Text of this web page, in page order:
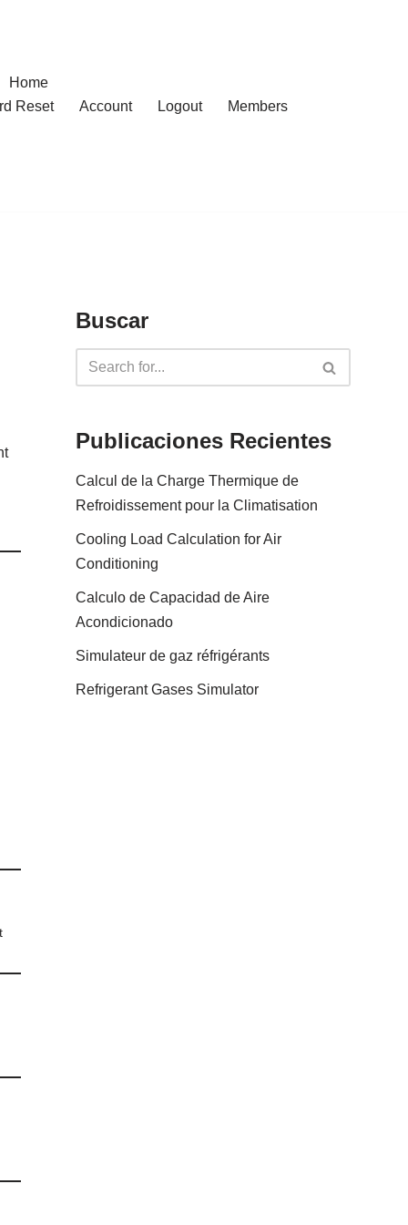
Home
Reset
Account Logout Members
Buscar
Publicaciones Recientes
Calcul de la Charge Thermique de
Refroidissement pour la Climatisation
Cooling Load Calculation for Air
Conditioning
Calculo de Capacidad de Aire
Acondicionado
Simulateur de gaz réfrigérants
Refrigerant Gases Simulator